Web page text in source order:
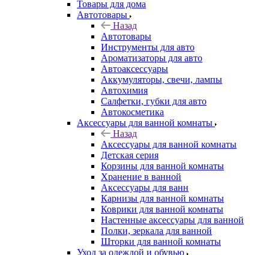
Товары для дома
Автотовары
Назад
Автотовары
Инструменты для авто
Ароматизаторы для авто
Автоаксессуары
Аккумуляторы, свечи, лампы
Автохимия
Салфетки, губки для авто
Автокосметика
Аксессуары для ванной комнаты
Назад
Аксессуары для ванной комнаты
Детская серия
Корзины для ванной комнаты
Хранение в ванной
Аксессуары для ванн
Карнизы для ванной комнаты
Коврики для ванной комнаты
Настенные аксессуары для ванной
Полки, зеркала для ванной
Шторки для ванной комнаты
Уход за одеждой и обувью